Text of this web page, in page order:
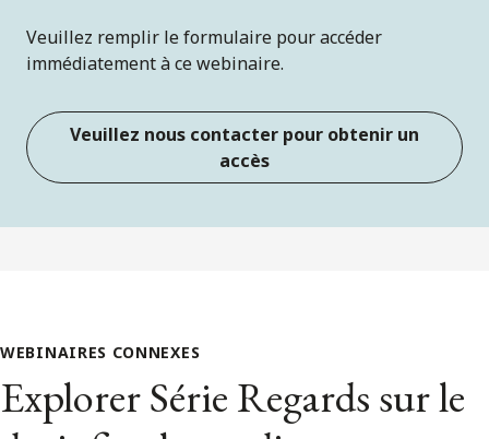
Veuillez remplir le formulaire pour accéder
immédiatement à ce webinaire.
Veuillez nous contacter pour obtenir un
accès
WEBINAIRES CONNEXES
Explorer Série Regards sur le